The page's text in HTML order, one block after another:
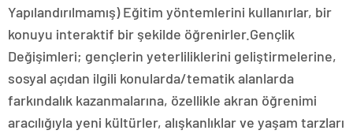
Yapılandırılmamış) Eğitim yöntemlerini kullanırlar, bir
konuyu interaktif bir şekilde öğrenirler.Gençlik
Değişimleri; gençlerin yeterliliklerini geliştirmelerine,
sosyal açıdan ilgili konularda/tematik alanlarda
farkındalık kazanmalarına, özellikle akran öğrenimi
aracılığıyla yeni kültürler, alışkanlıklar ve yaşam tarzları